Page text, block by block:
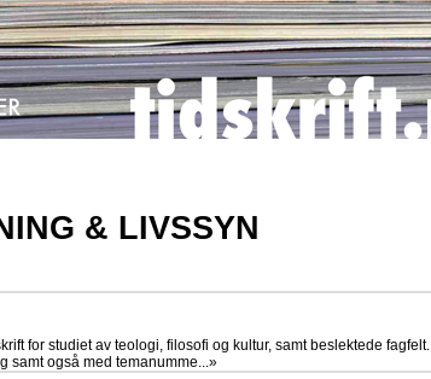
& LIVSSYN
for studiet av teologi, filosofi og kultur, samt beslektede fagfelt.
samt også med temanumme...»